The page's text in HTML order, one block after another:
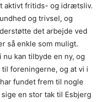
aktivt fritids- og idrætsliv.
og trivsel, og
det arbejde ved
så enkle som muligt.
kan tilbyde en ny, og
foreningerne, og at vi i
fundet frem til nogle
en stor tak til Esbjerg